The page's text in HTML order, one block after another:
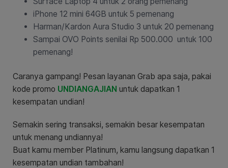
iPhone 12 mini 64GB untuk 5 pemenang
Harman/Kardon Aura Studio 3 untuk 20 pemenang
Sampai OVO Points senilai Rp 500.000 untuk 100
pemenang!
Caranya gampang! Pesan layanan Grab apa saja, pakai
kode promo UNDIANGAJIAN untuk dapatkan 1
kesempatan undian!
Semakin sering transaksi, semakin besar kesempatan
untuk menang undiannya!
Buat kamu member Platinum, kamu langsung dapatkan 1
kesempatan undian tambahan!